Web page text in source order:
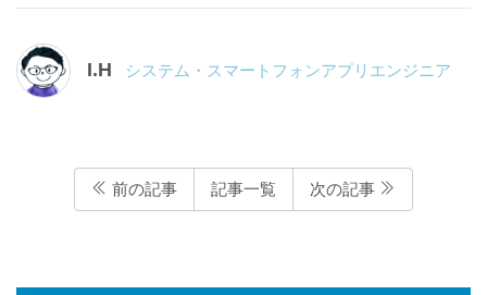
I.H システム・スマートフォンアプリエンジニア
前の記事 記事一覧 次の記事